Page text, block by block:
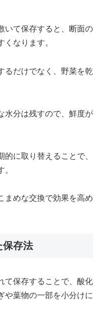
いて保存すると、断面の
なります。
るだけでなく、野菜を乾
水分は残すので、鮮度が
に取り替えることで、
まめな交換で効果を高め
保存法
て保存することで、酸化
や葉物の一部を小分けに